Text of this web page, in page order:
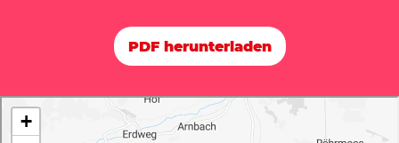
PDF herunterladen